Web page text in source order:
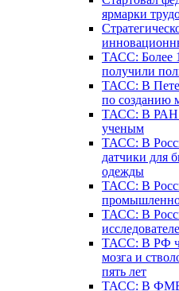
ярмарки
ТАСС: Более
получили
ТАСС: В
по созданию
ТАСС: В РАН
ученым
ТАСС: В
датчики для
одежды
ТАСС: В
ТАСС: В
ТАСС: В РФ
мозга и
пять лет
ТАСС: В ФМБА